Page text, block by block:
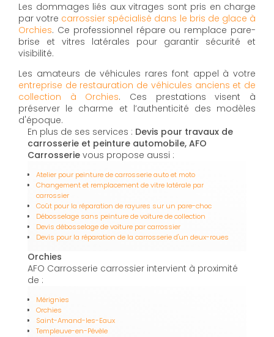
Les dommages liés aux vitrages sont pris en charge
par votre carrossier spécialisé dans le bris de glace à
Orchies. Ce professionnel répare ou remplace pare-
brise et vitres latérales pour garantir sécurité et
visibilité.
Les amateurs de véhicules rares font appel à votre
entreprise de restauration de véhicules anciens et de
collection à Orchies. Ces prestations visent à
préserver le charme et l’authenticité des modèles
d'époque.
En plus de ses services : Devis pour travaux de
carrosserie et peinture automobile, AFO
Carrosserie vous propose aussi :
Atelier pour peinture de carrosserie auto et moto
Changement et remplacement de vitre latérale par
carrossier
Coût pour la réparation de rayures sur un pare-choc
Débosselage sans peinture de voiture de collection
Devis débosselage de voiture par carrossier
Devis pour la réparation de la carrosserie d'un deux-roues
Orchies
AFO Carrosserie carrossier intervient à proximité
de :
Mérignies
Orchies
Saint-Amand-les-Eaux
Templeuve-en-Pévèle